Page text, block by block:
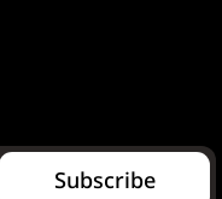
Subscribe